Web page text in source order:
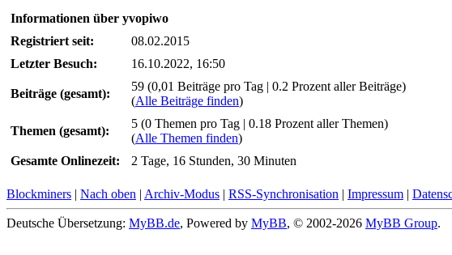
Informationen über yvopiwo
Registriert seit:
08.02.2015
Letzter Besuch:
16.10.2022, 16:50
Beiträge (gesamt):
59 (0,01 Beiträge pro Tag | 0.2 Prozent aller Beiträge)
(Alle Beiträge finden)
Themen (gesamt):
5 (0 Themen pro Tag | 0.18 Prozent aller Themen)
(Alle Themen finden)
Gesamte Onlinezeit:
2 Tage, 16 Stunden, 30 Minuten
Blockminers | Nach oben | Archiv-Modus | RSS-Synchronisation | Impressum |
Deutsche Übersetzung: MyBB.de, Powered by MyBB, © 2002-2026 MyBB Group.